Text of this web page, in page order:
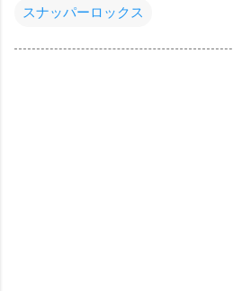
スナッパーロックス